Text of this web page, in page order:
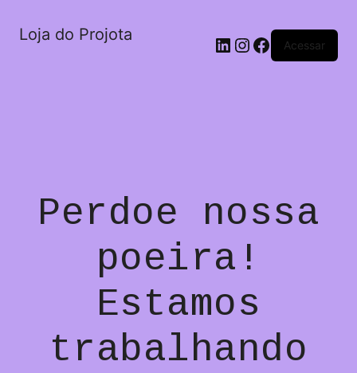
Loja do Projota LinkedIn
Instagram
Facebook
Acessar
Perdoe nossa
poeira!
Estamos
trabalhando